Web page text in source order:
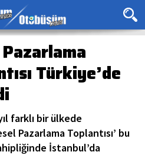
Türkiye’de
farklı bir ülkede
Pazarlama Toplantısı’ bu
İstanbul’da